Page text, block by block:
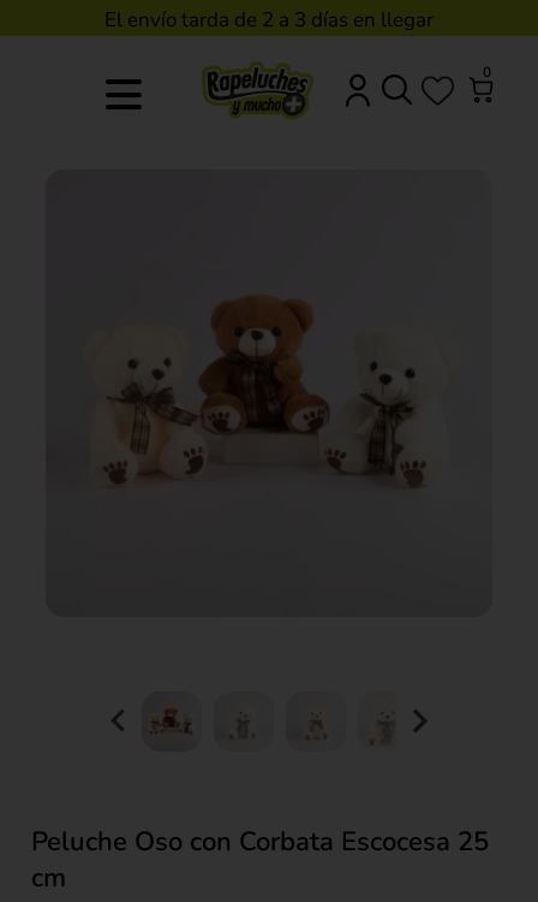
El envío tarda de 2 a 3 días en llegar
0
Peluche Oso con Corbata Escocesa 25
cm